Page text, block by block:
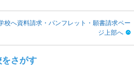
校へ資料請求・パンフレット・願書請求ペー
ジ上部へ
さがす